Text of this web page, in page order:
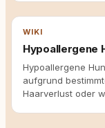
WIKI
Hypoallergene
Hypoallergene
aufgrund
Haarverlust oder